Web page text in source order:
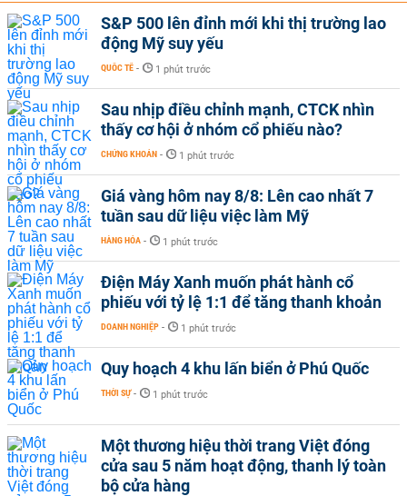
S&P 500 lên đỉnh mới khi thị trường lao
động Mỹ suy yếu
QUỐC TẾ - 1 phút trước
Sau nhịp điều chỉnh mạnh, CTCK nhìn
thấy cơ hội ở nhóm cổ phiếu nào?
CHỨNG KHOÁN - 1 phút trước
Giá vàng hôm nay 8/8: Lên cao nhất 7
tuần sau dữ liệu việc làm Mỹ
HÀNG HÓA - 1 phút trước
Điện Máy Xanh muốn phát hành cổ
phiếu với tỷ lệ 1:1 để tăng thanh khoản
DOANH NGHIỆP - 1 phút trước
Quy hoạch 4 khu lấn biển ở Phú Quốc
THỜI SỰ - 1 phút trước
Một thương hiệu thời trang Việt đóng
cửa sau 5 năm hoạt động, thanh lý toàn
bộ cửa hàng